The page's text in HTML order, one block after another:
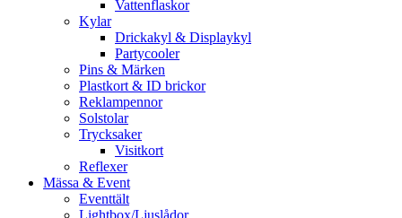
Vattenflaskor
Kylar
Drickakyl & Displaykyl
Partycooler
Pins & Märken
Plastkort & ID brickor
Reklampennor
Solstolar
Trycksaker
Visitkort
Reflexer
Mässa & Event
Eventtält
Lightbox/Ljuslådor